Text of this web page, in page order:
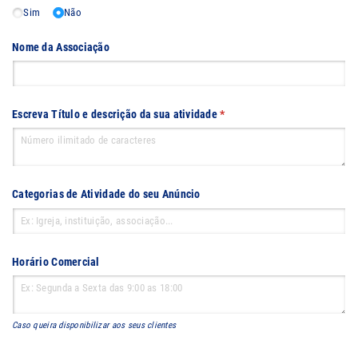
Sim Não
Nome da Associação
Escreva Título e descrição da sua atividade*
(obrigatório)
Categorias de Atividade do seu Anúncio
Horário Comercial
Caso queira disponibilizar aos seus clientes